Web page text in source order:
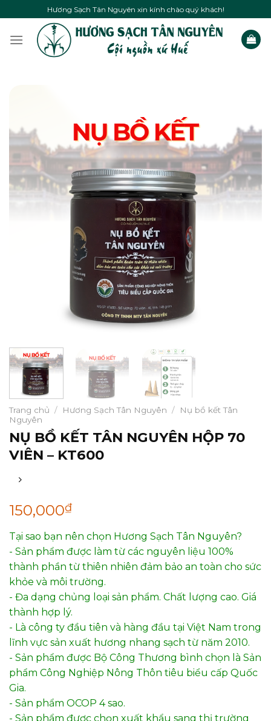
to
content
Hương Sạch Tân Nguyên xin kính chào quý khách!
Trang chủ / Hương Sạch Tân Nguyên /
Nụ bồ kết Tân
Nguyên
NỤ BỒ KẾT TÂN NGUYÊN HỘP 70
VIÊN – KT600
150,000₫
Tại sao bạn nên chọn Hương Sạch Tân Nguyên?
- Sản phẩm được làm từ các nguyên liệu 100%
thành phần từ thiên nhiên đảm bảo an toàn cho sức
khỏe và môi trường.
- Đa dạng chủng loại sản phẩm. Chất lượng cao. Giá
thành hợp lý.
- Là công ty đầu tiên và hàng đầu tại Việt Nam trong
lĩnh vực sản xuất hương nhang sạch từ năm 2010.
- Sản phẩm được Bộ Công Thương bình chọn là Sản
phẩm Công Nghiệp Nông Thôn tiêu biểu cấp Quốc
Gia.
- Sản phẩm OCOP 4 sao.
- Sản phẩm được chọn xuất khẩu sang thị trường